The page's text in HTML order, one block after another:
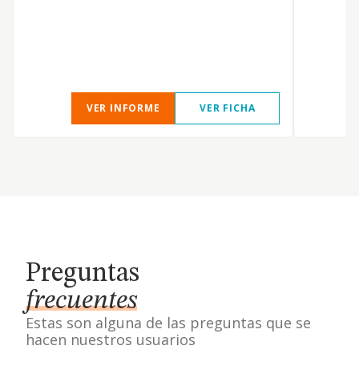
VER INFORME VER FICHA
Preguntas
frecuentes
Estas son alguna de las preguntas que se
hacen nuestros usuarios